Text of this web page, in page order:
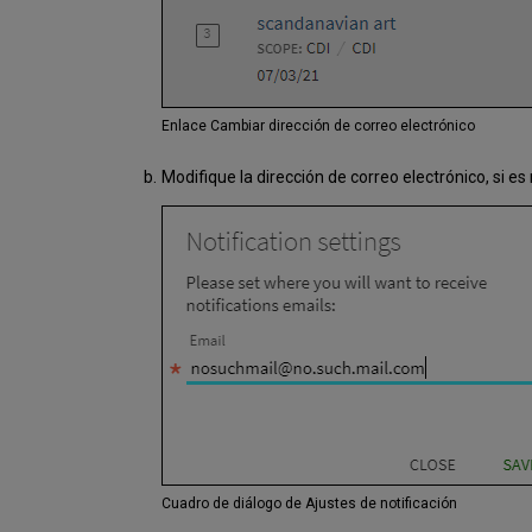
Enlace Cambiar dirección de correo electrónico
Modifique la dirección de correo electrónico, si es
Cuadro de diálogo de Ajustes de notificación